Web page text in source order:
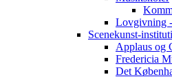
Lovgivning
Scenekunst-
Applaus og
Fredericia
Det